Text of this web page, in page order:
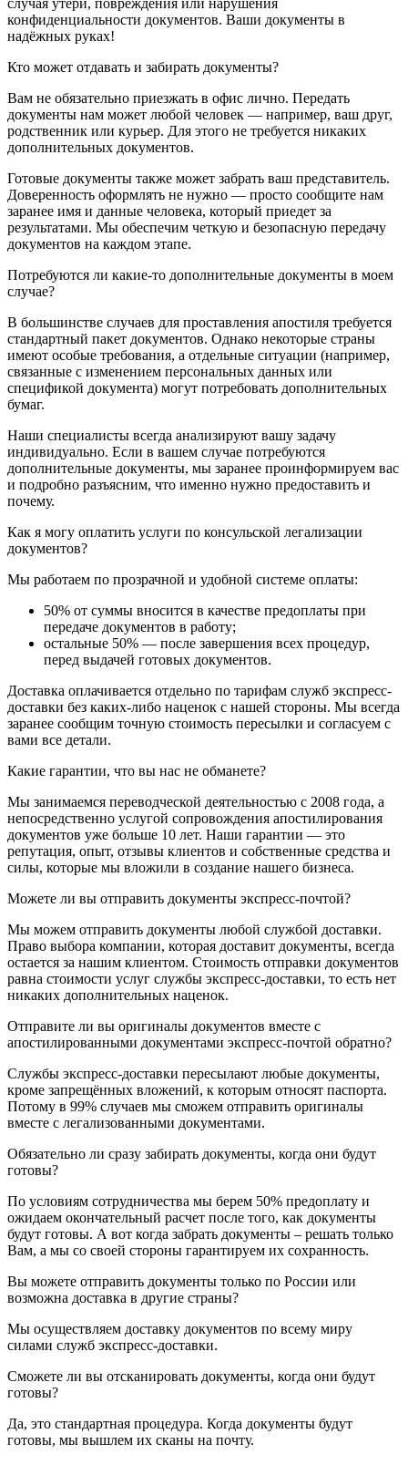
конфиденциальности документов. Ваши документы в
надёжных руках!
Кто может отдавать и забирать документы?
Вам не обязательно приезжать в офис лично. Передать
документы нам может любой человек — например, ваш друг,
родственник или курьер. Для этого не требуется никаких
дополнительных документов.
Готовые документы также может забрать ваш представитель.
Доверенность оформлять не нужно — просто сообщите нам
заранее имя и данные человека, который приедет за
результатами. Мы обеспечим четкую и безопасную передачу
документов на каждом этапе.
Потребуются ли какие-то дополнительные документы в моем
случае?
В большинстве случаев для проставления апостиля требуется
стандартный пакет документов. Однако некоторые страны
имеют особые требования, а отдельные ситуации (например,
связанные с изменением персональных данных или
спецификой документа) могут потребовать дополнительных
бумаг.
Наши специалисты всегда анализируют вашу задачу
индивидуально. Если в вашем случае потребуются
дополнительные документы, мы заранее проинформируем вас
и подробно разъясним, что именно нужно предоставить и
почему.
Как я могу оплатить услуги по консульской легализации
документов?
Мы работаем по прозрачной и удобной системе оплаты:
50% от суммы вносится в качестве предоплаты при
передаче документов в работу;
остальные 50% — после завершения всех процедур,
перед выдачей готовых документов.
Доставка оплачивается отдельно по тарифам служб экспресс-
доставки без каких-либо наценок с нашей стороны. Мы всегда
заранее сообщим точную стоимость пересылки и согласуем с
вами все детали.
Какие гарантии, что вы нас не обманете?
Мы занимаемся переводческой деятельностью с 2008 года, а
непосредственно услугой сопровождения апостилирования
документов уже больше 10 лет. Наши гарантии — это
репутация, опыт, отзывы клиентов и собственные средства и
силы, которые мы вложили в создание нашего бизнеса.
Можете ли вы отправить документы экспресс-почтой?
Мы можем отправить документы любой службой доставки.
Право выбора компании, которая доставит документы, всегда
остается за нашим клиентом. Стоимость отправки документов
равна стоимости услуг службы экспресс-доставки, то есть нет
никаких дополнительных наценок.
Отправите ли вы оригиналы документов вместе с
апостилированными документами экспресс-почтой обратно?
Службы экспресс-доставки пересылают любые документы,
кроме запрещённых вложений, к которым относят паспорта.
Потому в 99% случаев мы сможем отправить оригиналы
вместе с легализованными документами.
Обязательно ли сразу забирать документы, когда они будут
готовы?
По условиям сотрудничества мы берем 50% предоплату и
ожидаем окончательный расчет после того, как документы
будут готовы. А вот когда забрать документы – решать только
Вам, а мы со своей стороны гарантируем их сохранность.
Вы можете отправить документы только по России или
возможна доставка в другие страны?
Мы осуществляем доставку документов по всему миру
силами служб экспресс-доставки.
Сможете ли вы отсканировать документы, когда они будут
готовы?
Да, это стандартная процедура. Когда документы будут
готовы, мы вышлем их сканы на почту.